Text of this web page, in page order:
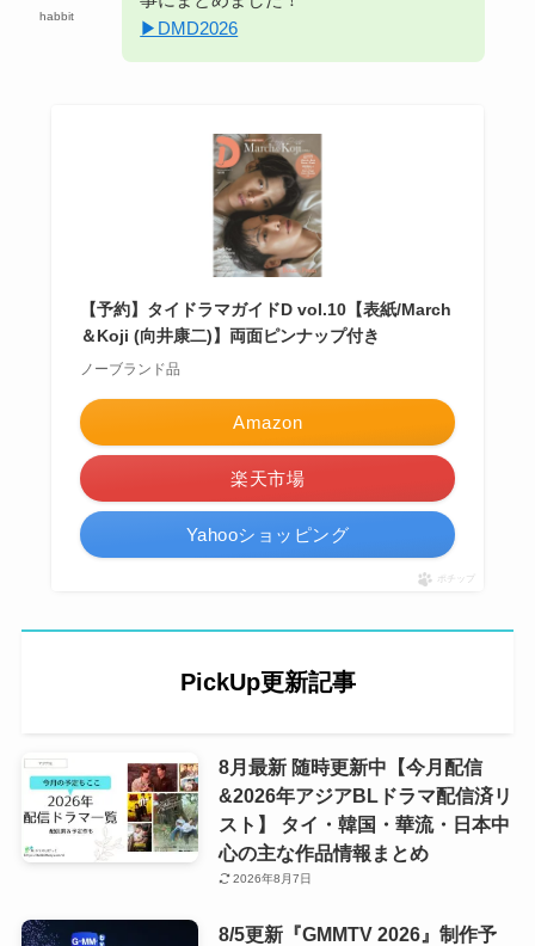
habbit
▶︎DMD2026
【予約】タイドラマガイドD vol.10【表紙/March
＆Koji (向井康二)】両面ピンナップ付き
ノーブランド品
Amazon
楽天市場
Yahooショッピング
ポチップ
PickUp更新記事
8月最新 随時更新中【今月配信
&2026年アジアBLドラマ配信済リ
スト】 タイ・韓国・華流・日本中
心の主な作品情報まとめ
2026年8月7日
8/5更新『GMMTV 2026』制作予